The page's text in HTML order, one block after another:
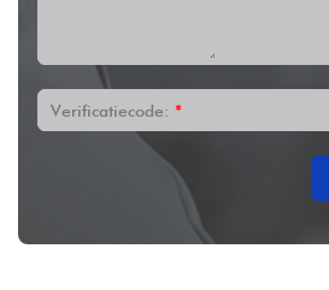
Verificatiecode: *